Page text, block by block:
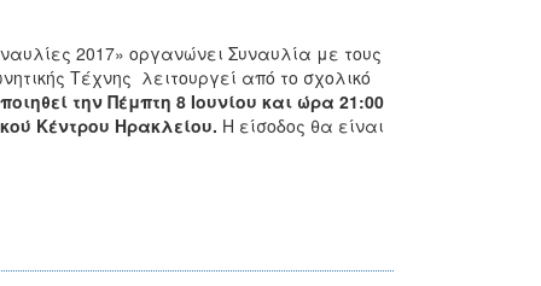
2017» οργανώνει Συναυλία με τους
Τέχνης λειτουργεί από το σχολικό
την Πέμπτη 8 Ιουνίου και ώρα 21:00
Κέντρου Ηρακλείου. Η είσοδος θα είναι